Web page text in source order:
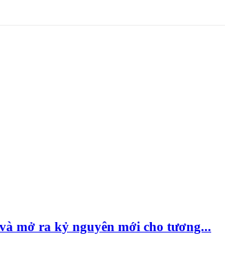
mở ra kỷ nguyên mới cho tương...